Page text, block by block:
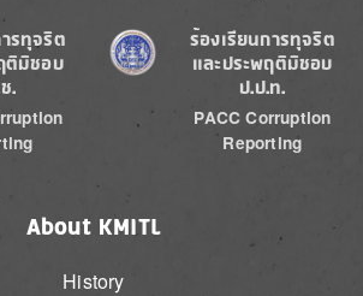
รทุจริต
ติมิชอบ
.
Image
ร้องเรียนการทุจริต
และประพฤติมิชอบ
ป.ป.ท.
PACC Corruption
Reporting
About KMITL
History